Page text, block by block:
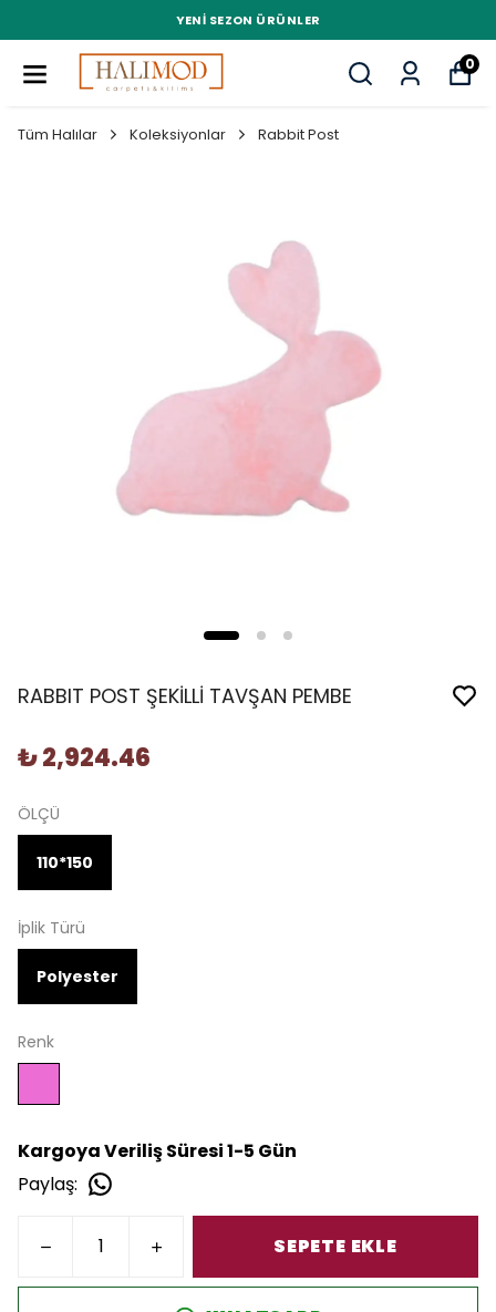
YENI SEZON ÜRÜNLER
0
Tüm Halılar Koleksiyonlar Rabbit Post
RABBIT POST ŞEKİLLİ TAVŞAN PEMBE
₺ 2,924.46
ÖLÇÜ
110*150
İplik Türü
Polyester
Renk
Kargoya Veriliş Süresi 1-5 Gün
Paylaş:
SEPETE EKLE